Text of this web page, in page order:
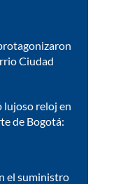
Ciudad
lujoso reloj en
de Bogotá:
el suministro